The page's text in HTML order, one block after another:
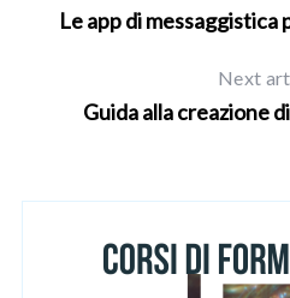
Le app di messaggistica
Next
Guida alla creazione